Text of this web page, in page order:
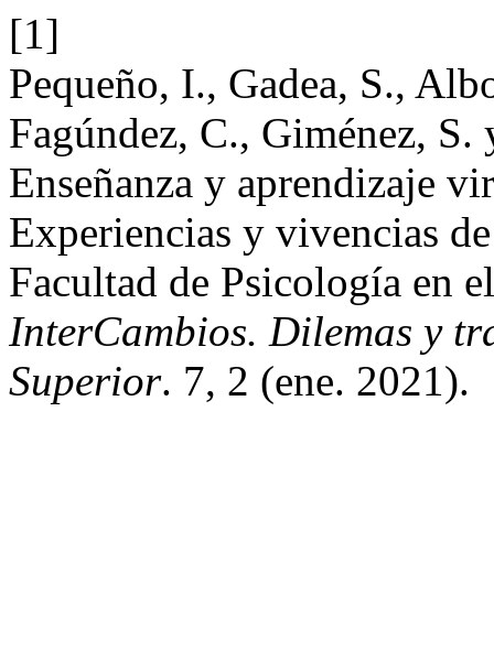
[1]
Pequeño, I., Gadea, S.,
Fagúndez, C., Giménez,
Enseñanza y aprendizaje
Experiencias y vivencias
Facultad de Psicología en
InterCambios. Dilemas y
Superior. 7, 2 (ene. 2021).